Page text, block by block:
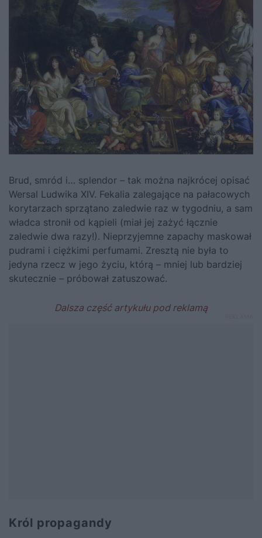
Brud, smród i… splendor – tak można najkrócej opisać
Wersal Ludwika XIV. Fekalia zalegające na pałacowych
korytarzach sprzątano zaledwie raz w tygodniu, a sam
władca stronił od kąpieli (miał jej zażyć łącznie
zaledwie dwa razy!). Nieprzyjemne zapachy maskował
pudrami i ciężkimi perfumami. Zresztą nie była to
jedyna rzecz w jego życiu, którą – mniej lub bardziej
skutecznie – próbował zatuszować.
Król propagandy